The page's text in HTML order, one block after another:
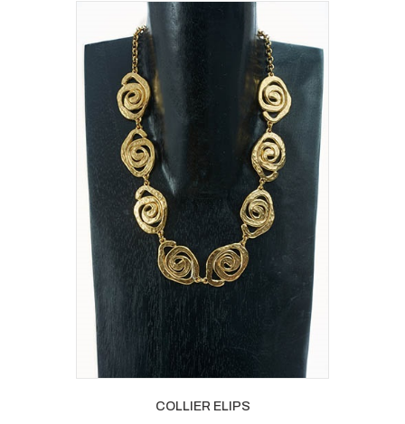
COLLIER ELIPS